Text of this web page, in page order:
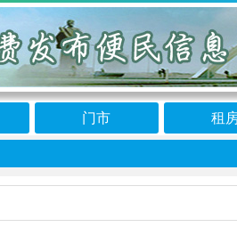
门市 租